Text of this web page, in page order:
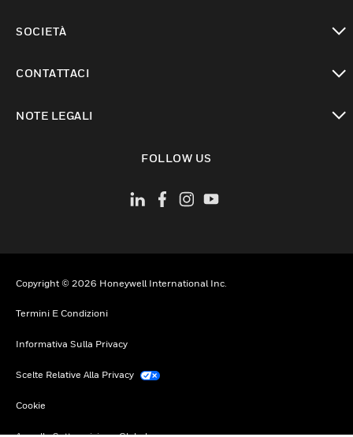
SOCIETÀ
CONTATTACI
NOTE LEGALI
FOLLOW US
Copyright © 2026 Honeywell International Inc.
Termini E Condizioni
Informativa Sulla Privacy
Scelte Relative Alla Privacy
Cookie